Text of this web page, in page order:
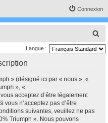
Connexion
e
Langue :
» (désigné ici par « nous », «
», «
acceptez d’être légalement
n’acceptez pas d’être
suivantes, veuillez ne pas
Triumph ». Nous pouvons